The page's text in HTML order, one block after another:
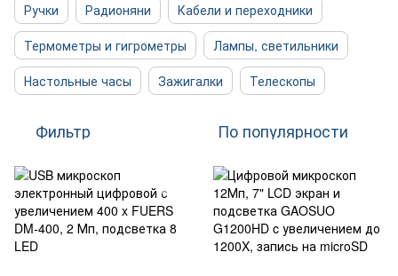
Ручки
Радионяни
Кабели и переходники
Термометры и гигрометры
Лампы, светильники
Настольные часы
Зажигалки Телескопы
Фильтр По популярности